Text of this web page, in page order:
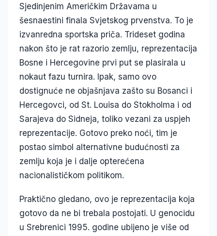
Sjedinjenim Američkim Državama u
šesnaestini finala Svjetskog prvenstva. To je
izvanredna sportska priča. Trideset godina
nakon što je rat razorio zemlju, reprezentacija
Bosne i Hercegovine prvi put se plasirala u
nokaut fazu turnira. Ipak, samo ovo
dostignuće ne objašnjava zašto su Bosanci i
Hercegovci, od St. Louisa do Stokholma i od
Sarajeva do Sidneja, toliko vezani za uspjeh
reprezentacije. Gotovo preko noći, tim je
postao simbol alternativne budućnosti za
zemlju koja je i dalje opterećena
nacionalističkom politikom.
Praktično gledano, ovo je reprezentacija koja
gotovo da ne bi trebala postojati. U genocidu
u Srebrenici 1995. godine ubijeno je više od